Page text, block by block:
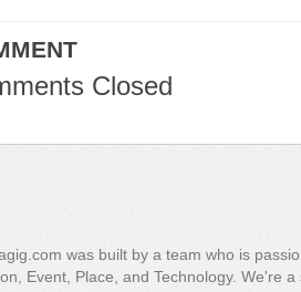
Closed
was built by a team who is
Event, Place, and Technology. We're a